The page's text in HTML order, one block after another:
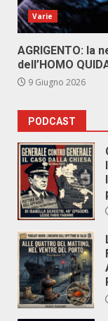
Varie
AGRIGENTO: la
dell’HOMO
9 Giugno 2026
PODCAST